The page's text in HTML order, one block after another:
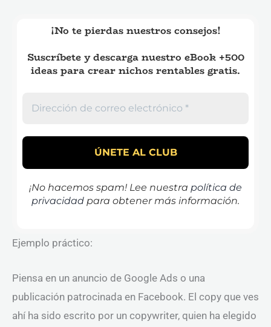
¡No te pierdas nuestros consejos!
Suscríbete y descarga nuestro eBook +500
ideas para crear nichos rentables gratis.
¡No hacemos spam! Lee nuestra política de
privacidad para obtener más información.
Ejemplo práctico:
Piensa en un anuncio de Google Ads o una
publicación patrocinada en Facebook. El copy que ves
ahí ha sido escrito por un copywriter, quien ha elegido